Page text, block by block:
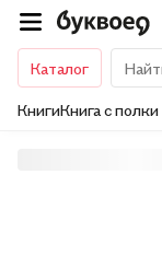
Каталог
КнигиКнига с полки